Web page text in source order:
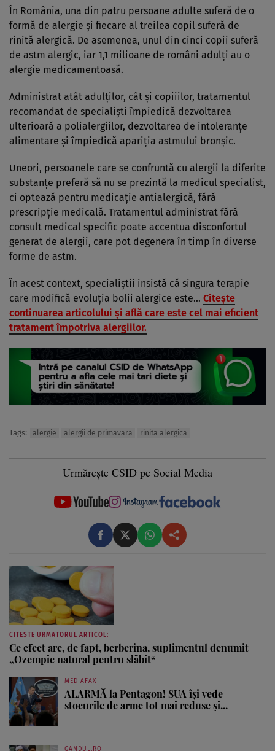
În România, una din patru persoane adulte suferă de o
formă de alergie şi fiecare al treilea copil suferă de
rinită alergică. De asemenea, unul din cinci copii suferă
de astm alergic, iar 1,1 milioane de români adulţi au o
alergie medicamentoasă.
Administrat atât adulţilor, cât şi copiiilor, tratamentul
recomandat de specialiști împiedică dezvoltarea
ulterioară a polialergiilor, dezvoltarea de intoleranţe
alimentare şi împiedică apariţia astmului bronşic.
Uneori, persoanele care se confruntă cu alergii la diferite
substanțe preferă să nu se prezintă la medicul specialist,
ci optează pentru medicație antialergică, fără
prescripție medicală. Tratamentul administrat fără
consult medical specific poate accentua disconfortul
generat de alergii, care pot degenera în timp în diverse
forme de astm.
În acest context, specialiștii insistă că singura terapie
care modifică evoluția bolii alergice este… Citește
continuarea articolului și află care este cel mai eficient
tratament împotriva alergiilor.
Tags: alergie alergii de primavara rinita alergica
Urmărește CSID pe Social Media
CITESTE URMATORUL ARTICOL:
Ce efect are, de fapt, berberina, suplimentul denumit
„Ozempic natural pentru slăbit“
MEDIAFAX
ALARMĂ la Pentagon! SUA își vede
stocurile de arme tot mai reduse și...
GANDUL.RO